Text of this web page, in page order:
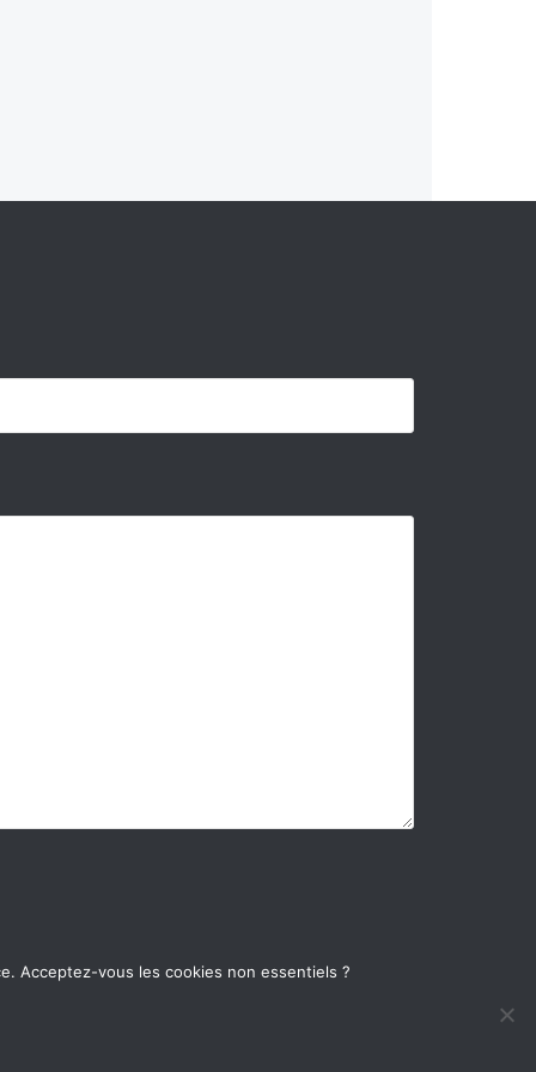
Acceptez-vous les cookies non essentiels ?